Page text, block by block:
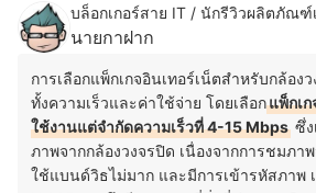
บล็อกเกอร์สาย IT / นักรีวิวผลิตภัณฑ์
นายกาฝาก
การเลือกแพ็กเกจอินเทอร์เน็ตสำหรับกล้อง
ทั้งความเร็วและค่าใช้จ่าย โดยเลือกแพ็กเ
ใช้งานแต่จำกัดความเร็วที่ 4-15 Mbps ซึ่
ภาพจากกล้องวงจรปิด เนื่องจากการชมภา
ใช้แบนด์วิธไม่มาก และมีการเข้ารหัสภาพ